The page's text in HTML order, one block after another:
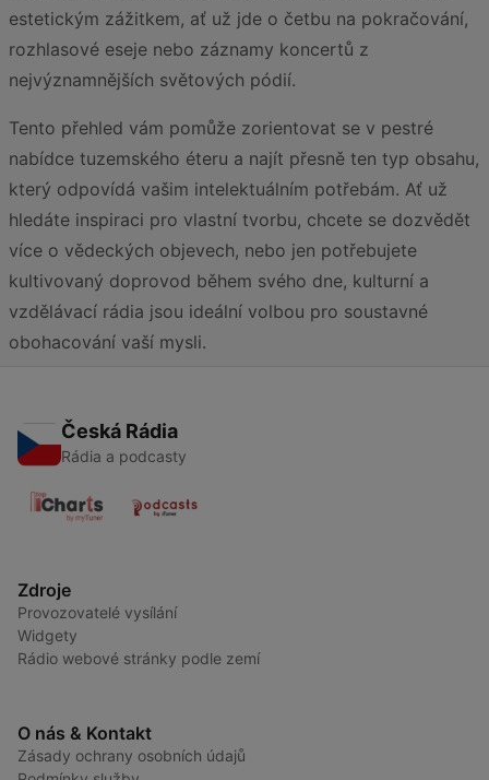
estetickým zážitkem, ať už jde o četbu na pokračování,
rozhlasové eseje nebo záznamy koncertů z
nejvýznamnějších světových pódií.
Tento přehled vám pomůže zorientovat se v pestré
nabídce tuzemského éteru a najít přesně ten typ obsahu,
který odpovídá vašim intelektuálním potřebám. Ať už
hledáte inspiraci pro vlastní tvorbu, chcete se dozvědět
více o vědeckých objevech, nebo jen potřebujete
kultivovaný doprovod během svého dne, kulturní a
vzdělávací rádia jsou ideální volbou pro soustavné
obohacování vaší mysli.
Česká Rádia
Rádia a podcasty
Zdroje
Provozovatelé vysílání
Widgety
Rádio webové stránky podle zemí
O nás & Kontakt
Zásady ochrany osobních údajů